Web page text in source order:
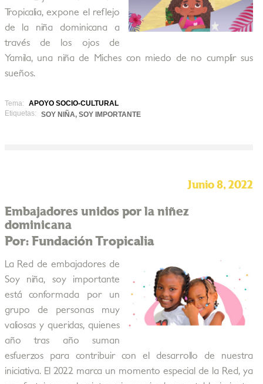
Tropicalia, expone el reflejo
de la niña dominicana a
través de los ojos de
Yamila, una niña de Miches con miedo de no cumplir sus
sueños.
Tema:
APOYO SOCIO-CULTURAL
Etiquetas:
SOY NIÑA, SOY IMPORTANTE
Junio 8, 2022
Embajadores unidos por la niñez
dominicana
Por: Fundación Tropicalia
La Red de embajadores de
Soy niña, soy importante
está conformada por un
grupo de personas muy
valiosas y queridas, quienes
año tras año suman
esfuerzos para contribuir con el desarrollo de nuestra
iniciativa. El 2022 marca un momento especial de la Red, ya